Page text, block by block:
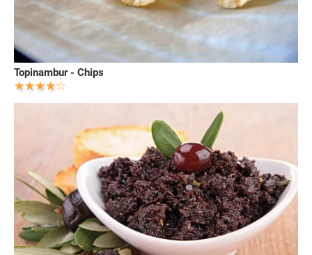
Topinambur - Chips